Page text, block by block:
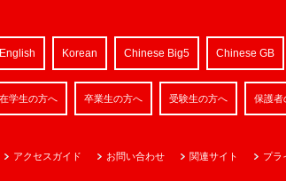
English Korean Chinese Big5 Chinese GB
在学生の方へ 卒業生の方へ 受験生の方へ 保護者
アクセスガイド お問い合わせ 関連サイト プラ